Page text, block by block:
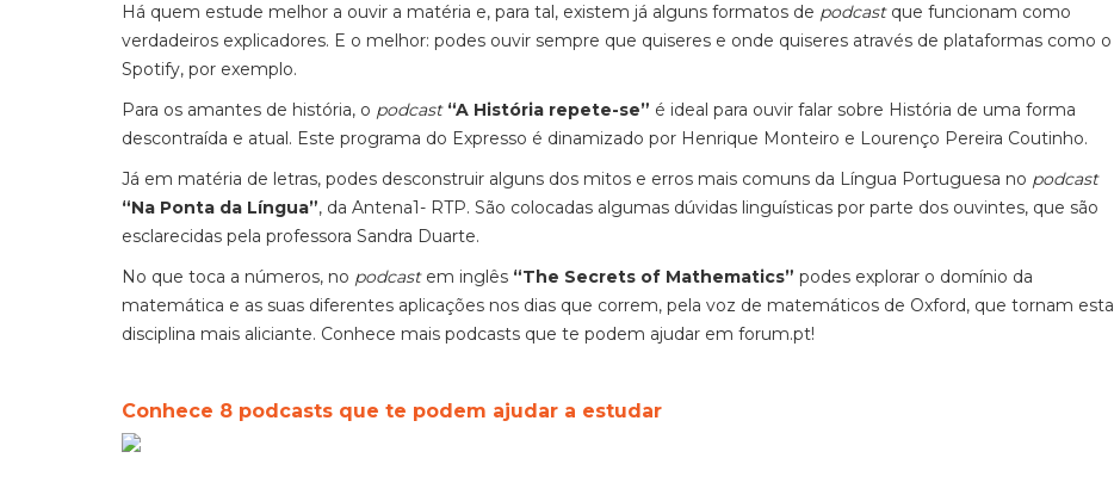
Há quem estude melhor a ouvir a matéria e, para tal, existem já alguns formatos de podcastque funcionam como
verdadeiros explicadores. E o melhor: podes ouvir sempre que quiseres e onde quiseres através de plataformas como o
Spotify, por exemplo.
Para os amantes de história, o podcast “A História repete-se” é ideal para ouvir falar sobre História de uma forma
descontraída e atual. Este programa do Expresso é dinamizado por Henrique Monteiro e Lourenço Pereira Coutinho.
Já em matéria de letras, podes desconstruir alguns dos mitos e erros mais comuns da Língua Portuguesa no podcast
“Na Ponta da Língua”, da Antena1- RTP. São colocadas algumas dúvidas linguísticas por parte dos ouvintes, que são
esclarecidas pela professora Sandra Duarte.
No que toca a números, no podcast em inglês “The Secrets of Mathematics” podes explorar o domínio da
matemática e as suas diferentes aplicações nos dias que correm, pela voz de matemáticos de Oxford, que tornam esta
disciplina mais aliciante. Conhece mais podcasts que te podem ajudar em forum.pt!
Conhece 8 podcasts que te podem ajudar a estudar